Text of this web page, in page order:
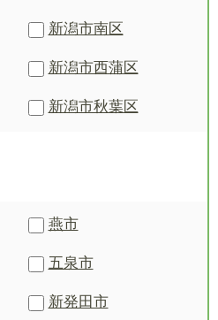
新潟市南区
新潟市西蒲区
新潟市秋葉区
燕市
五泉市
新発田市